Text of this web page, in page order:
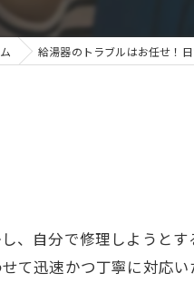
給湯器のトラブルはお任せ！
、自分で修理しようと
て迅速かつ丁寧に対応